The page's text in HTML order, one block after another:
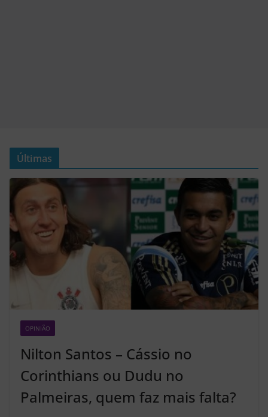
Últimas
OPINIÃO
Nilton Santos – Cássio no
Corinthians ou Dudu no
Palmeiras, quem faz mais falta?